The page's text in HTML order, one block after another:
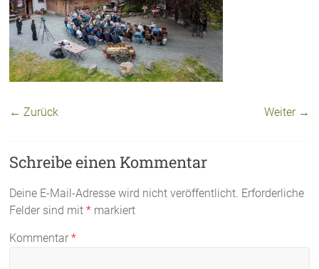
← Zurück Weiter →
Schreibe einen Kommentar
Deine E-Mail-Adresse wird nicht veröffentlicht. Erforderliche
Felder sind mit* markiert
Kommentar*